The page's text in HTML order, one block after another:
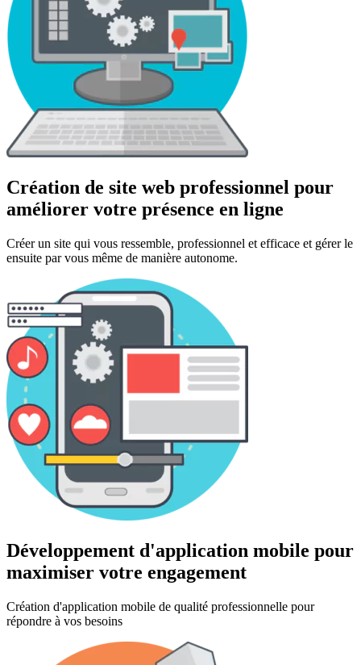
Création de site web professionnel pour
améliorer votre présence en ligne
Créer un site qui vous ressemble, professionnel et efficace et gérer le
ensuite par vous même de manière autonome.
Développement d'application mobile pour
maximiser votre engagement
Création d'application mobile de qualité professionnelle pour
répondre à vos besoins